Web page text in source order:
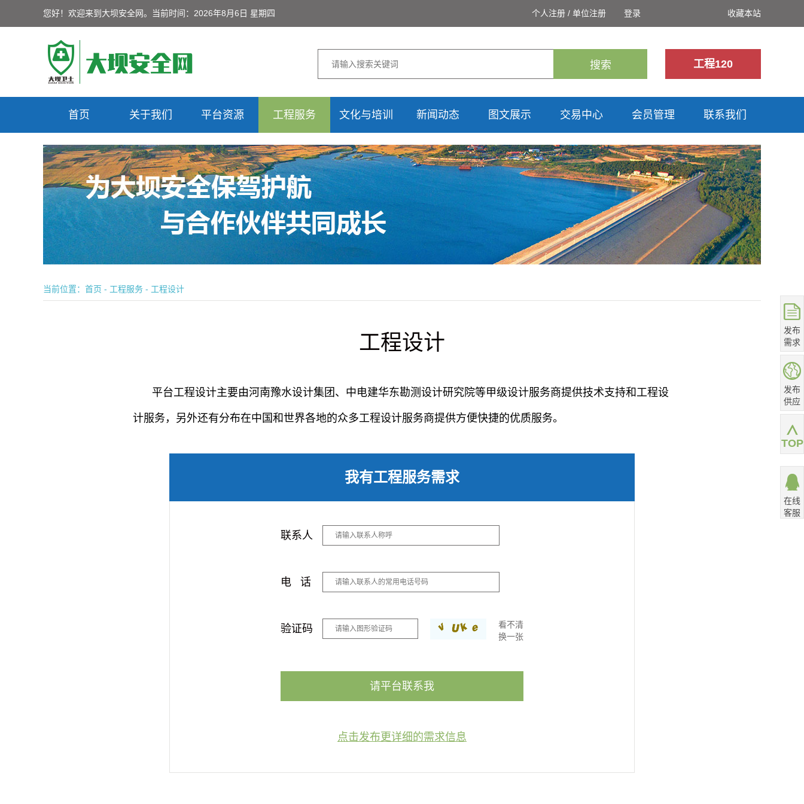
您好！欢迎来到大坝安全网。 当前时间：2026年8月6日 星期四 个人注册 / 单位注册 登录 收藏本站
搜索 工程120
首页 关于我们 平台资源 工程服务 文化与培训 新闻动态 图文展示 交易中心 会员管理 联系我们
当前位置： 首页 - 工程服务 - 工程设计
工程设计
平台工程设计主要由河南豫水设计集团、中电建华东勘测设计研究院等甲级设计服务商提供技术支持和工程设
计服务，另外还有分布在中国和世界各地的众多工程设计服务商提供方便快捷的优质服务。
我有工程服务需求
联系人
电 话
验证码
看不清
换一张
请平台联系我
点击发布更详细的需求信息
发布
需求
发布
供应
TOP
在线
客服